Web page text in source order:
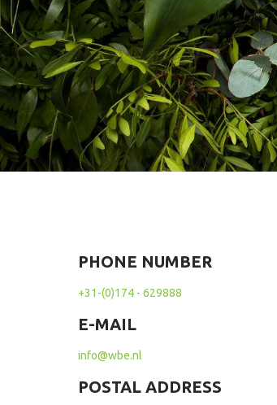
PHONE NUMBER
+31-(0)174 - 629888
E-MAIL
info@wbe.nl
POSTAL ADDRESS